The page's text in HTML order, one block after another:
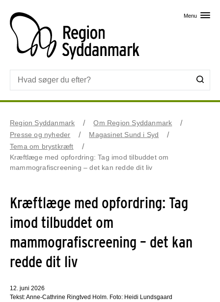
Menu
Region Syddanmark
Om Region Syddanmark
Presse og nyheder
Magasinet Sund i Syd
Tema om brystkræft
Kræftlæge med opfordring: Tag imod tilbuddet om
mammografiscreening – det kan redde dit liv
Kræftlæge med opfordring: Tag
imod tilbuddet om
mammografiscreening – det kan
redde dit liv
12. juni 2026
Tekst: Anne-Cathrine Ringtved Holm. Foto: Heidi Lundsgaard